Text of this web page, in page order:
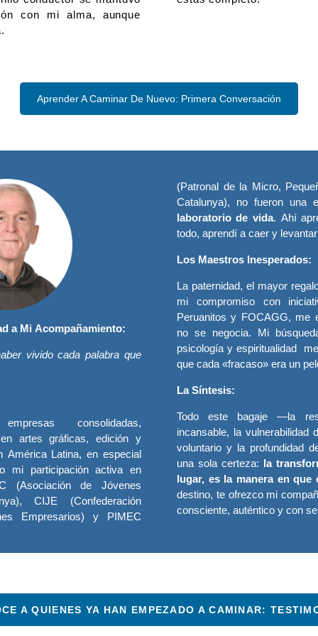
con mi alma, aunque
Aprender A Caminar De Nuevo: Primera Conversación
a Mi Acompañamiento:
vivido cada palabra que
consolidadas,
artes gráficas, edición y
América Latina, en especial
mi participación activa en
(Asociación de Jóvenes
CIJE (Confederación
Empresarios) y PIMEC
(Patronal de la Micro,
Catalunya), no fueron una
laboratorio de vida. Ahí
todo, aprendí a caer y
Los Maestros Inesperados:
La paternidad, el mayor
mi compromiso con
Peruanitos y FOCAGG, me
no se negocia. Mi
psicología y espiritualidad
que cada «fracaso» era un
La Síntesis:
Todo este bagaje —la
incansable, la vulnerabilidad
voluntario y la profundidad
una sola certeza: la
lugar, es la manera en que
destino, te ofrezco mi
consciente, auténtico y con
A QUIENES YA HAN EMPEZADO A CAMINAR: